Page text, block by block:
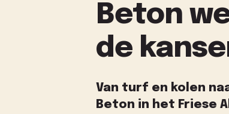
Beton
de
Van turf en kolen
Beton in het Friese